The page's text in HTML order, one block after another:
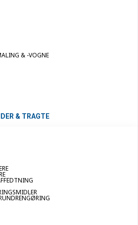
& -VOGNE
& TRAGTE